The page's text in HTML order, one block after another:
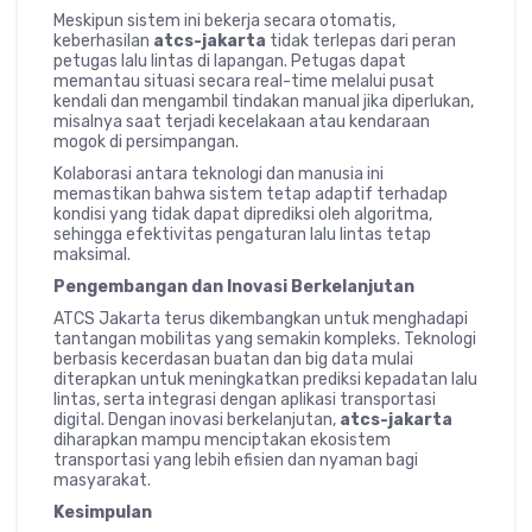
Meskipun sistem ini bekerja secara otomatis,
keberhasilan atcs-jakarta tidak terlepas dari peran
petugas lalu lintas di lapangan. Petugas dapat
memantau situasi secara real-time melalui pusat
kendali dan mengambil tindakan manual jika diperlukan,
misalnya saat terjadi kecelakaan atau kendaraan
mogok di persimpangan.
Kolaborasi antara teknologi dan manusia ini
memastikan bahwa sistem tetap adaptif terhadap
kondisi yang tidak dapat diprediksi oleh algoritma,
sehingga efektivitas pengaturan lalu lintas tetap
maksimal.
Pengembangan dan Inovasi Berkelanjutan
ATCS Jakarta terus dikembangkan untuk menghadapi
tantangan mobilitas yang semakin kompleks. Teknologi
berbasis kecerdasan buatan dan big data mulai
diterapkan untuk meningkatkan prediksi kepadatan lalu
lintas, serta integrasi dengan aplikasi transportasi
digital. Dengan inovasi berkelanjutan, atcs-jakarta
diharapkan mampu menciptakan ekosistem
transportasi yang lebih efisien dan nyaman bagi
masyarakat.
Kesimpulan